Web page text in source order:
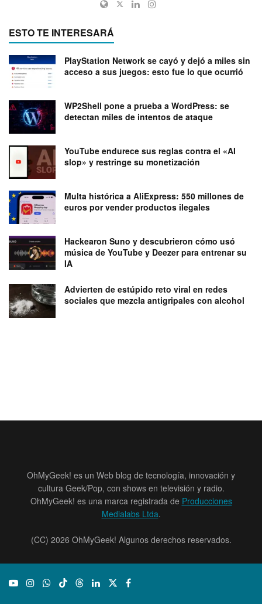
ESTO TE INTERESARÁ
PlayStation Network se cayó y dejó a miles sin
acceso a sus juegos: esto fue lo que ocurrió
WP2Shell pone a prueba a WordPress: se
detectan miles de intentos de ataque
YouTube endurece sus reglas contra el «AI
slop» y restringe su monetización
Multa histórica a AliExpress: 550 millones de
euros por vender productos ilegales
Hackearon Suno y descubrieron cómo usó
música de YouTube y Deezer para entrenar su
IA
Advierten de estúpido reto viral en redes
sociales que mezcla antigripales con alcohol
OhMyGeek! es un Web blog de tecnología, innovación y
cultura Geek/Pop, con shows en televisión y radio.
OhMyGeek! es una marca registrada de Producciones
Medialabs Ltda.
(CC) 2026 OhMyGeek! Algunos derechos reservados.